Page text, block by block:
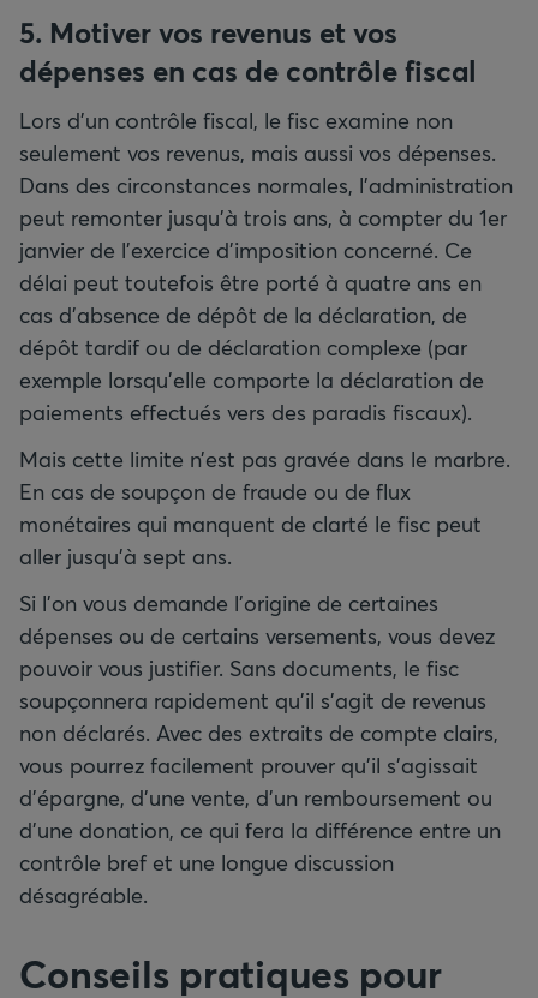
5. Motiver vos revenus et vos
dépenses en cas de contrôle fiscal
Lors d’un contrôle fiscal, le fisc examine non
seulement vos revenus, mais aussi vos dépenses.
Dans des circonstances normales, l’administration
peut remonter jusqu’à trois ans, à compter du 1er
janvier de l’exercice d’imposition concerné. Ce
délai peut toutefois être porté à quatre ans en
cas d’absence de dépôt de la déclaration, de
dépôt tardif ou de déclaration complexe (par
exemple lorsqu’elle comporte la déclaration de
paiements effectués vers des paradis fiscaux).
Mais cette limite n’est pas gravée dans le marbre.
En cas de soupçon de fraude ou de flux
monétaires qui manquent de clarté le fisc peut
aller jusqu’à sept ans.
Si l’on vous demande l’origine de certaines
dépenses ou de certains versements, vous devez
pouvoir vous justifier. Sans documents, le fisc
soupçonnera rapidement qu’il s’agit de revenus
non déclarés. Avec des extraits de compte clairs,
vous pourrez facilement prouver qu’il s’agissait
d’épargne, d’une vente, d’un remboursement ou
d’une donation, ce qui fera la différence entre un
contrôle bref et une longue discussion
désagréable.
Conseils pratiques pour